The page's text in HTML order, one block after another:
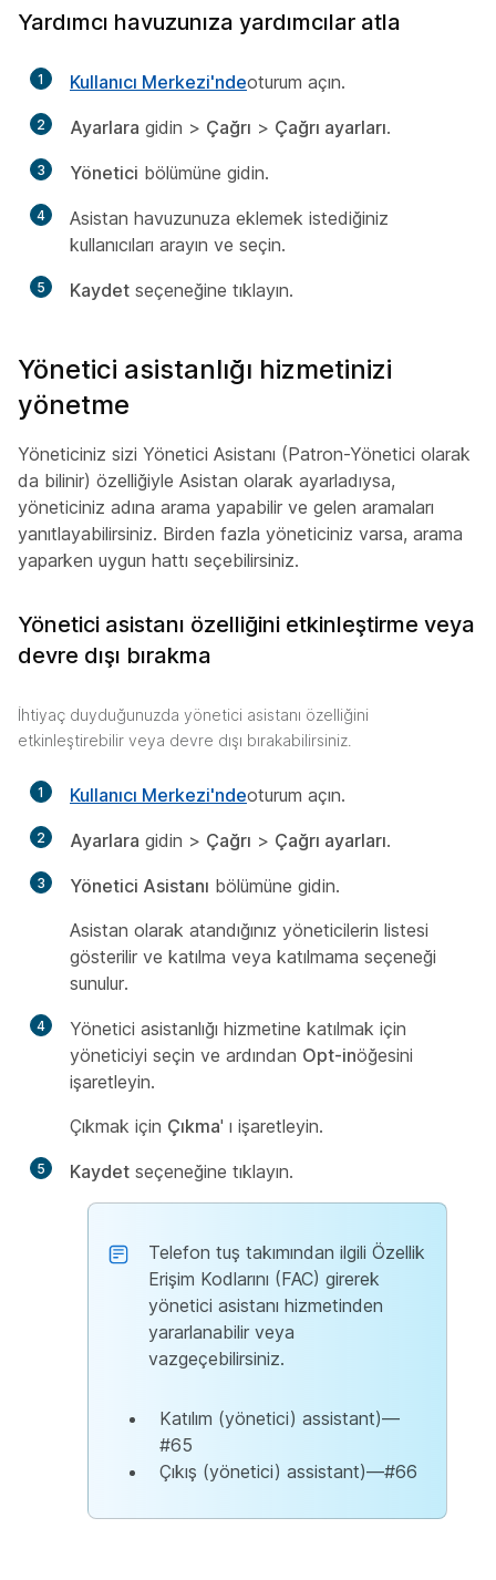
Yardımcı havuzunıza yardımcılar atla
1 Kullanıcı Merkezi'ndeoturum açın.
2 Ayarlara gidin > Çağrı > Çağrı ayarları.
3 Yönetici bölümüne gidin.
4
Asistan havuzunuza eklemek istediğiniz
kullanıcıları arayın ve seçin.
5 Kaydet seçeneğine tıklayın.
Yönetici asistanlığı hizmetinizi
yönetme
Yöneticiniz sizi Yönetici Asistanı (Patron-Yönetici olarak
da bilinir) özelliğiyle Asistan olarak ayarladıysa,
yöneticiniz adına arama yapabilir ve gelen aramaları
yanıtlayabilirsiniz. Birden fazla yöneticiniz varsa, arama
yaparken uygun hattı seçebilirsiniz.
Yönetici asistanı özelliğini etkinleştirme veya
devre dışı bırakma
İhtiyaç duyduğunuzda yönetici asistanı özelliğini
etkinleştirebilir veya devre dışı bırakabilirsiniz.
1 Kullanıcı Merkezi'ndeoturum açın.
2 Ayarlara gidin > Çağrı > Çağrı ayarları.
3 Yönetici Asistanı bölümüne gidin.
Asistan olarak atandığınız yöneticilerin listesi
gösterilir ve katılma veya katılmama seçeneği
sunulur.
4
Yönetici asistanlığı hizmetine katılmak için
yöneticiyi seçin ve ardından Opt-inöğesini
işaretleyin.
Çıkmak için Çıkma' ı işaretleyin.
5 Kaydet seçeneğine tıklayın.
Telefon tuş takımından ilgili Özellik
Erişim Kodlarını (FAC) girerek
yönetici asistanı hizmetinden
yararlanabilir veya
vazgeçebilirsiniz.
Katılım (yönetici) assistant)—
#65
Çıkış (yönetici) assistant)—#66